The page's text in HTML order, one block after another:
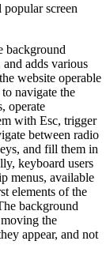
screen
background
adds various
website operable
navigate the
operate
with Esc, trigger
between radio
and fill them in
keyboard users
menus, available
elements of the
background
the
appear, and not